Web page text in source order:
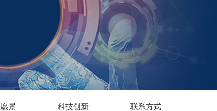
景 科技创新 联系方式